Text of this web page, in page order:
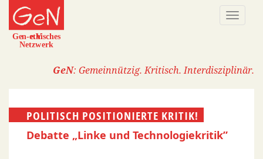
Direkt
zum
Inhalt
GeN: Gemeinnützig. Kritisch. Interdisziplinär.
POLITISCH POSITIONIERTE KRITIK!
Debatte „Linke und Technologiekritik”